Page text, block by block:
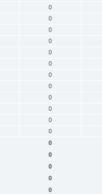
0
0
0
0
0
0
0
0
0
0
0
0
0
0
0
0
0